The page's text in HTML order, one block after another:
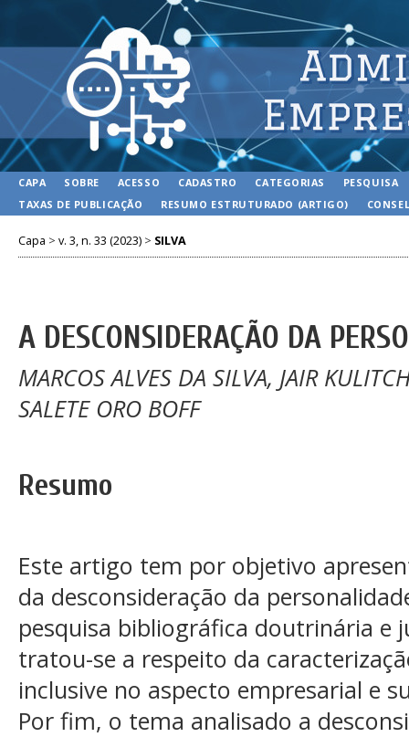
CAPA SOBRE ACESSO CADASTRO CATEGORIAS
PESQUISA
TAXAS DE PUBLICAÇÃO
RESUMO ESTRUTURADO (ARTIGO)
Capa > v. 3, n. 33 (2023) > SILVA
A DESCONSIDERAÇÃO DA
MARCOS ALVES DA SILVA, JAIR
SALETE ORO BOFF
Resumo
Este artigo tem por objetivo
da desconsideração da
pesquisa bibliográfica doutrinária e
tratou-se a respeito da
inclusive no aspecto empresarial e
Por fim, o tema analisado a